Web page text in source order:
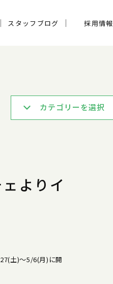
スタッフブログ 採用情報
カテゴリーを選択
よりイ
土)～5/6(月)に開